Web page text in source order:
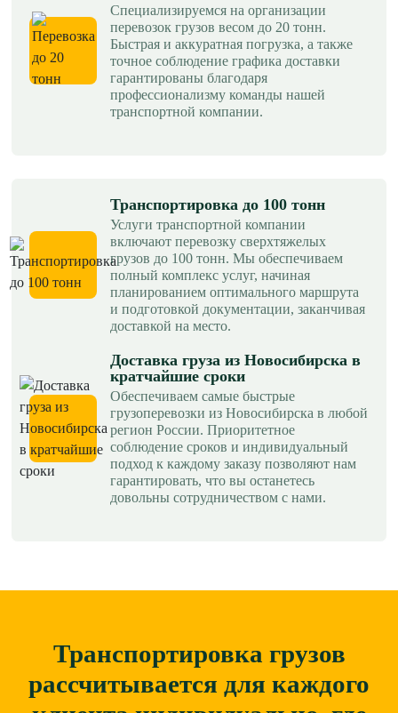
Специализируемся на организации
перевозок грузов весом до 20 тонн.
Быстрая и аккуратная погрузка, а также
точное соблюдение графика доставки
гарантированы благодаря
профессионализму команды нашей
транспортной компании.
Транспортировка до 100 тонн
Услуги транспортной компании
включают перевозку сверхтяжелых
грузов до 100 тонн. Мы обеспечиваем
полный комплекс услуг, начиная
планированием оптимального маршрута
и подготовкой документации, заканчивая
доставкой на место.
Доставка груза из Новосибирска в
кратчайшие сроки
Обеспечиваем самые быстрые
грузоперевозки из Новосибирска в любой
регион России. Приоритетное
соблюдение сроков и индивидуальный
подход к каждому заказу позволяют нам
гарантировать, что вы останетесь
довольны сотрудничеством с нами.
Транспортировка грузов
рассчитывается для каждого